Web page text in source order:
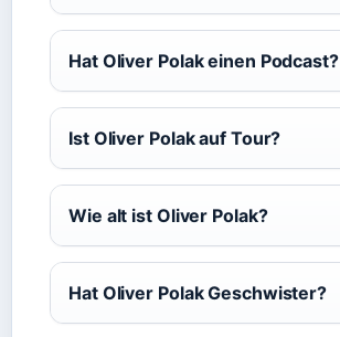
Hat Oliver Polak einen Podcast?
Ist Oliver Polak auf Tour?
Wie alt ist Oliver Polak?
Hat Oliver Polak Geschwister?